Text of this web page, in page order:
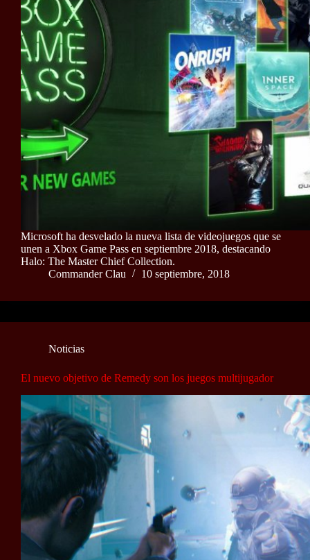
Microsoft ha desvelado la nueva lista de videojuegos que se
unen a Xbox Game Pass en septiembre 2018, destacando
Halo: The Master Chief Collection.
Commander Clau
10 septiembre, 2018
Noticias
El nuevo objetivo de Remedy son los juegos multijugador